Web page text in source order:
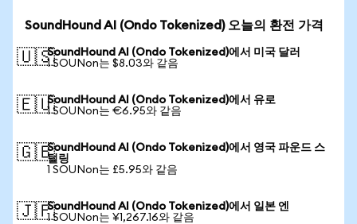
SoundHound AI (Ondo Tokenized) 오늘의 환전 가격
🇺🇸SoundHound AI (Ondo Tokenized)에서 미국 달러
1 SOUNon는 $8.03와 같음
🇪🇺SoundHound AI (Ondo Tokenized)에서 유로
1 SOUNon는 €6.95와 같음
🇬🇧SoundHound AI (Ondo Tokenized)에서 영국 파운드 스
털링
1 SOUNon는 £5.95와 같음
🇯🇵SoundHound AI (Ondo Tokenized)에서 일본 엔
1 SOUNon는 ¥1,267.16와 같음